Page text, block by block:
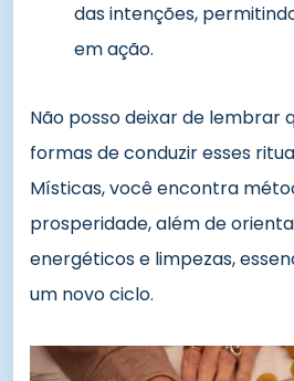
das intenções,
em ação.
Não posso deixar de lembrar
formas de conduzir esses
Místicas, você encontra
prosperidade, além de
energéticos e limpezas,
um novo ciclo.